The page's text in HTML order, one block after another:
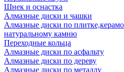
Шнек и оснастка
Алмазные диски и чашки
Алмазные диски по
натуральному камню
Переходные кольца
Алмазные диски по асфальту
Алмазные диски по дереву
Алмазные диски по металлу